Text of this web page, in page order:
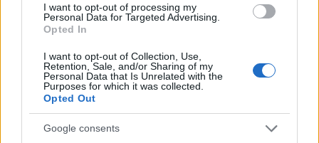
I want to opt-out of processing my
Personal Data for Targeted Advertising.
Opted In
I want to opt-out of Collection, Use,
Retention, Sale, and/or Sharing of my
Personal Data that Is Unrelated with the
Purposes for which it was collected.
Opted Out
Google consents
35 ans, il me restera cinquante ans pour
regarder en arrière. Mais pour le moment, je
préfère regarder devant."
À lire également :